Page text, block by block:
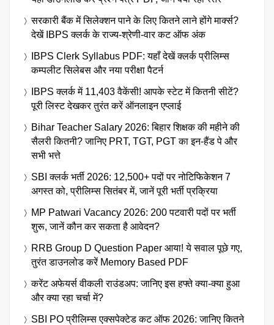
सरकारी बैंक में सिलेक्शन पाने के लिए कितने लाने होंगे मार्क्स?
देखें IBPS क्लर्क के राज्य-श्रेणी-वार कट ऑफ अंक
IBPS Clerk Syllabus PDF: यहाँ देखें क्लर्क प्रीलिम्स
कम्पलीट सिलेबस और नया परीक्षा पैटर्न
IBPS क्लर्क में 11,403 वैकेंसी! आपके स्टेट में कितनी सीटें?
पूरी लिस्ट देखकर तुरंत करें ऑनलाइन एप्लाई
Bihar Teacher Salary 2026: बिहार शिक्षक की महीने की
सैलरी कितनी? जानिए PRT, TGT, PGT का इन-हैंड पे और
सभी भत्ते
SBI क्लर्क भर्ती 2026: 12,500+ पदों पर नोटिफिकेशन 7
अगस्त को, प्रीलिम्स सितंबर में, जानें पूरी भर्ती प्रक्रिया
MP Patwari Vacancy 2026: 200 पटवारी पदों पर भर्ती
शुरू, जानें कौन कर सकता है आवेदन?
RRB Group D Question Paper आया! ये सवाल पूछे गए,
तुरंत डाउनलोड करें Memory Based PDF
करेंट अफेयर्स वीकली राउंडअप: जानिए इस हफ्ते क्या-क्या हुआ
और क्या रहा चर्चा में?
SBI PO प्रीलिम्स एक्सपेक्टेड कट ऑफ 2026: जानिए कितने